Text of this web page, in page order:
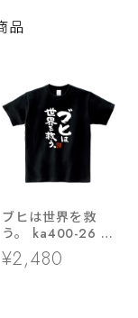
品
ブヒは世界を救
う。 ka400-26 フ
レンチブルドッグ
パグ おもしろ 漢
¥2,480